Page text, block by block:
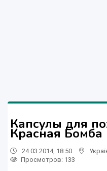
Капсулы для
Красная
24.03.2014, 18:50
Просмотров: 133